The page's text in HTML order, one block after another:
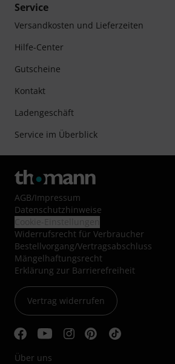
Service
Versandkosten und Lieferzeiten
Hilfe-Center
Gutscheine
Kontakt
Ladengeschäft
Service im Überblick
AGB/Impressum
Datenschutzhinweise
Widerrufsrecht für Verbraucher
Bestellvorgang/Vertragsabschluss
Mängelhaftungsrecht
Erklärung zur Barrierefreiheit
Vertrag widerrufen
Über uns